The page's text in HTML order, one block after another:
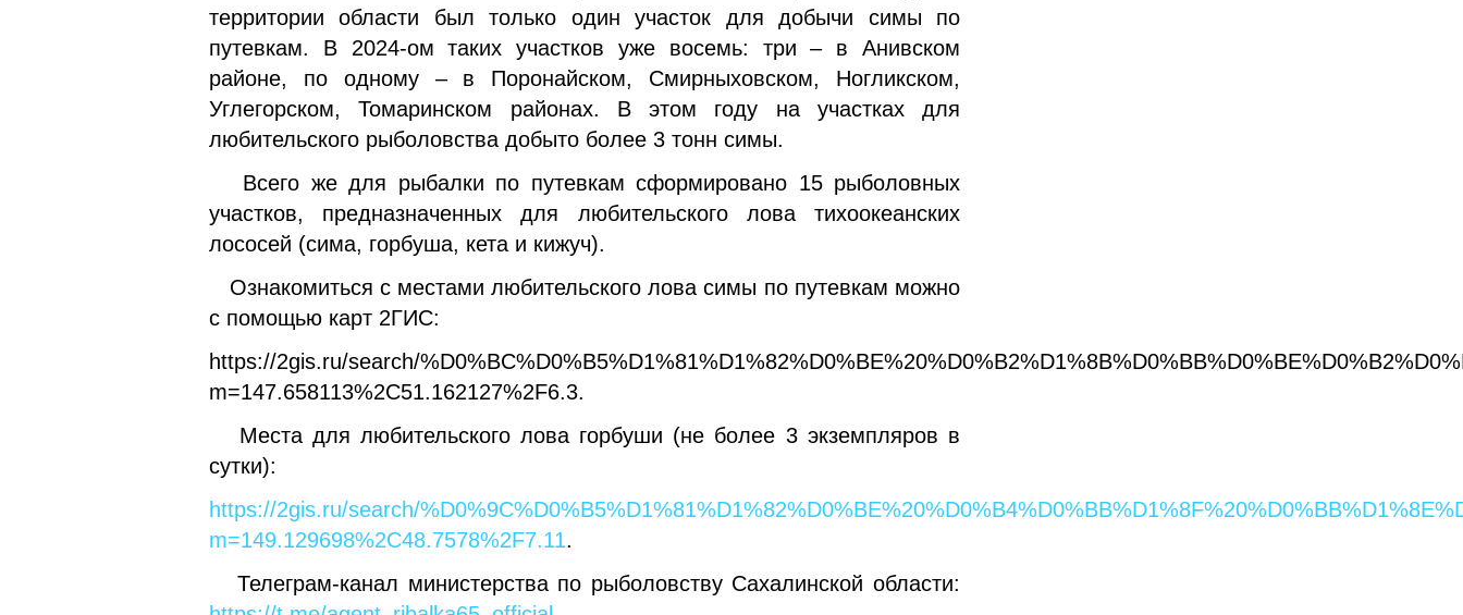
территории области был только один участок для добычи симы по
путевкам. В 2024-ом таких участков уже восемь: три – в Анивском
районе, по одному – в Поронайском, Смирныховском, Ногликском,
Углегорском, Томаринском районах. В этом году на участках для
любительского рыболовства добыто более 3 тонн симы.
Всего же для рыбалки по путевкам сформировано 15 рыболовных
участков, предназначенных для любительского лова тихоокеанских
лососей (сима, горбуша, кета и кижуч).
Ознакомиться с местами любительского лова симы по путевкам можно
с помощью карт 2ГИС:
https://2gis.ru/search/
m=147.658113%2C51.162127%2F6.3.
Места для любительского лова горбуши (не более 3 экземпляров в
сутки):
https://2gis.ru/search/
m=149.129698%2C48.7578%2F7.11.
Телеграм-канал министерства по рыболовству Сахалинской области: